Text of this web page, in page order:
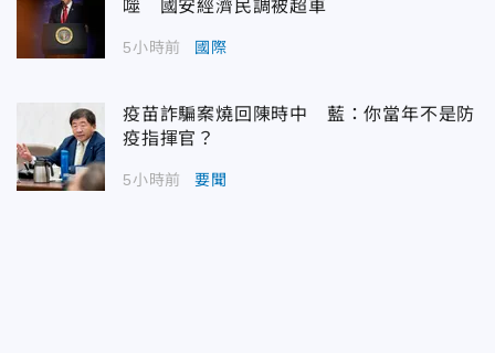
噬 國安經濟民調被超車
5小時前 國際
疫苗詐騙案燒回陳時中 藍：你當年不是防
疫指揮官？
5小時前 要聞